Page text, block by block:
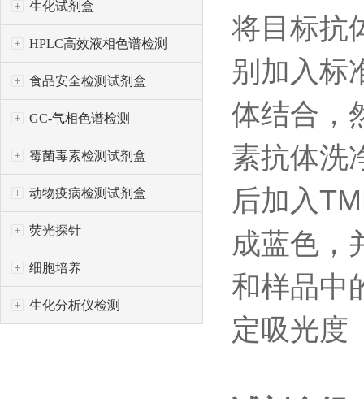
生化试剂盒
HPLC高效液相色谱检测
食品安全检测试剂盒
GC-气相色谱检测
霉菌毒素检测试剂盒
动物疫病检测试剂盒
荧光探针
细胞培养
生化分析仪检测
将目标抗
别加入标
体结合，
素抗体洗
后加入
成蓝色，
和样品中
定吸光度